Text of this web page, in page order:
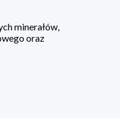
minerałów,
oraz